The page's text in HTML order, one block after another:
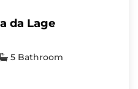
da Lage
5 Bathroom